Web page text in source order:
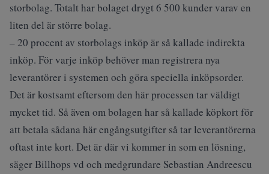
storbolag. Totalt har bolaget drygt 6 500 kunder varav en
liten del är större bolag.
– 20 procent av storbolags inköp är så kallade indirekta
inköp. För varje inköp behöver man registrera nya
leverantörer i systemen och göra speciella inköpsorder.
Det är kostsamt eftersom den här processen tar väldigt
mycket tid. Så även om bolagen har så kallade köpkort för
att betala sådana här engångsutgifter så tar leverantörerna
oftast inte kort. Det är där vi kommer in som en lösning,
säger Billhops vd och medgrundare Sebastian Andreescu